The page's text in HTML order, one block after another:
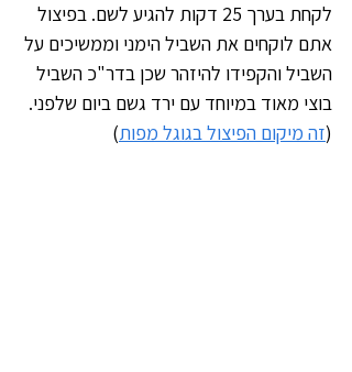
לקחת בערך 25 דקות להגיע לשם. בפיצול
אתם לוקחים את השביל הימני וממשיכים על
השביל והקפידו להיזהר שכן בדר"כ השביל
בוצי מאוד במיוחד עם ירד גשם ביום שלפני.
(זה מיקום הפיצול בגוגל מפות)